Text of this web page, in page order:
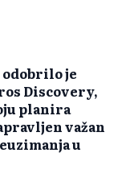
je
Discovery,
planira
važan
u